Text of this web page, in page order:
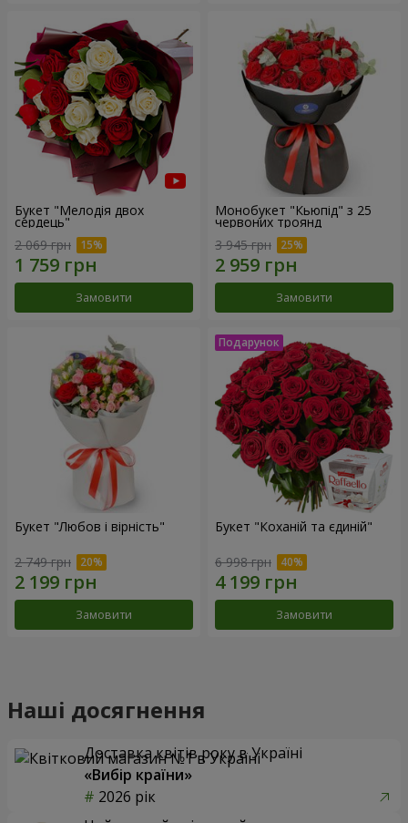
Букет "Мелодія двох
сердець"
2 069 грн
Замовити
Монобукет "Кьюпід" з 25
червоних троянд
3 945 грн
Замовити
Букет "Любов і вірність"
2 749 грн
Замовити
Букет "Коханій та єдиній"
6 998 грн
Замовити
Наші досягнення
Доставка квітів року в Україні
«Вибір країни»
2026 рік